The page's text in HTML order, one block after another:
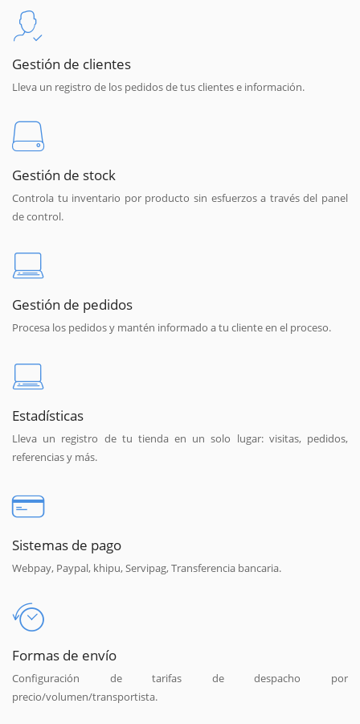
Gestión de clientes
Lleva un registro de los pedidos de tus clientes e información.
Gestión de stock
Controla tu inventario por producto sin esfuerzos a través del panel
de control.
Gestión de pedidos
Procesa los pedidos y mantén informado a tu cliente en el proceso.
Estadísticas
Lleva un registro de tu tienda en un solo lugar: visitas, pedidos,
referencias y más.
Sistemas de pago
Webpay, Paypal, khipu, Servipag, Transferencia bancaria.
Formas de envío
Configuración de tarifas de despacho por
precio/volumen/transportista.